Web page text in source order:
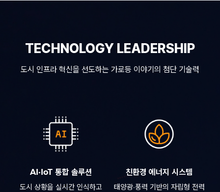
TECHNOLOGY LEADERSHIP
도시 인프라 혁신을 선도하는 가로등 이야기의 첨단 기술력
AI·IoT 통합 솔루션
도시 상황을 실시간 인식하고
친환경 에너지 시스템
태양광·풍력 기반의 자립형 전력